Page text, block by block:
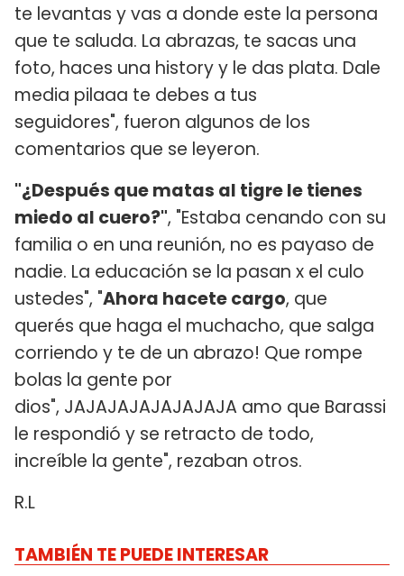
te levantas y vas a donde este la persona
que te saluda. La abrazas, te sacas una
foto, haces una history y le das plata. Dale
media pilaaa te debes a tus
seguidores", fueron algunos de los
comentarios que se leyeron.
"¿Después que matas al tigre le tienes
miedo al cuero?", "Estaba cenando con su
familia o en una reunión, no es payaso de
nadie. La educación se la pasan x el culo
ustedes", "Ahora hacete cargo, que
querés que haga el muchacho, que salga
corriendo y te de un abrazo! Que rompe
bolas la gente por
dios", JAJAJAJAJAJAJAJA amo que Barassi
le respondió y se retracto de todo,
increíble la gente", rezaban otros.
R.L
TAMBIÉN TE PUEDE INTERESAR